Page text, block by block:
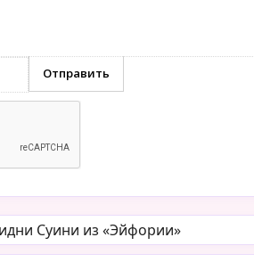
Суини из «Эйфории»